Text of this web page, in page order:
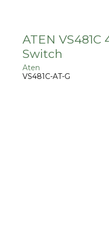
ATEN
Switch
Aten
VS481C-AT-G